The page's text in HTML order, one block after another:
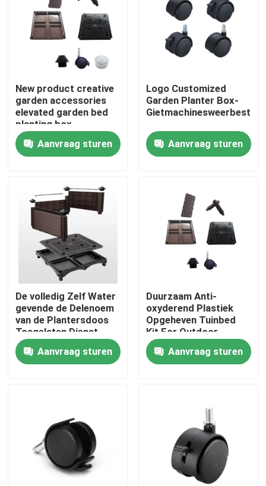
Thuis
Over ons
Fabrieksreis
Kwaliteitscontrole
Contacteer ons
nieuws
Plastiek Opgeheven Plantersdozen
De plastic Doos van de Tuinplanter
New product creative
garden accessories
elevated garden bed
planting box
accessories column
legs Aanvraag sturen
Logo Customized
Garden Planter Box-
Aanvraag sturen
De volledig Zelf Water
gevende de Delenoem
van de Plantersdoos
Toegelaten Dienst
Aanvraag sturen
Duurzaam Anti-
oxyderend Plastiek
Opgeheven Tuinbed
Kit For Outdoor
Decoration
Aanvraag sturen